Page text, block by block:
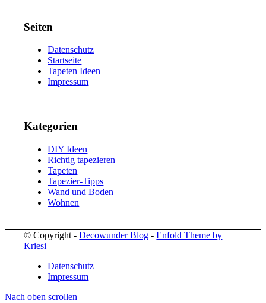
Seiten
Datenschutz
Startseite
Tapeten Ideen
Impressum
Kategorien
DIY Ideen
Richtig tapezieren
Tapeten
Tapezier-Tipps
Wand und Boden
Wohnen
© Copyright -Decowunder Blog -Enfold Theme by
Kriesi
Datenschutz
Impressum
Nach oben scrollen